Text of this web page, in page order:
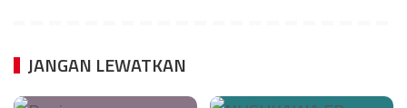
JANGAN LEWATKAN